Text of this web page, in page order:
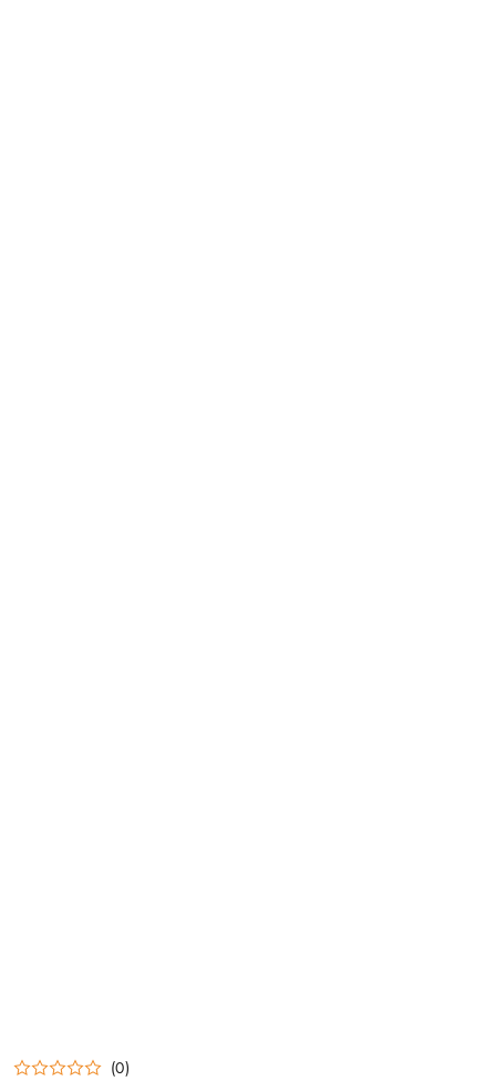
(0)